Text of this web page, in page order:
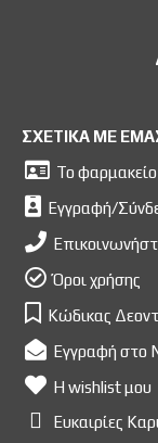
ΣΧΕΤΙΚΑ ΜΕ
Το
Εγγραφή/
Όροι χρήσης
Κώδικας
Εγγραφή στο
Η wishlist μου
Ευκαιρίες